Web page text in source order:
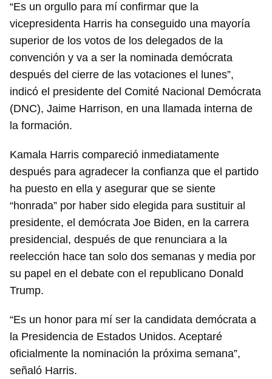
“Es un orgullo para mí confirmar que la
vicepresidenta Harris ha conseguido una mayoría
superior de los votos de los delegados de la
convención y va a ser la nominada demócrata
después del cierre de las votaciones el lunes”,
indicó el presidente del Comité Nacional Demócrata
(DNC), Jaime Harrison, en una llamada interna de
la formación.
Kamala Harris compareció inmediatamente
después para agradecer la confianza que el partido
ha puesto en ella y asegurar que se siente
“honrada” por haber sido elegida para sustituir al
presidente, el demócrata Joe Biden, en la carrera
presidencial, después de que renunciara a la
reelección hace tan solo dos semanas y media por
su papel en el debate con el republicano Donald
Trump.
“Es un honor para mí ser la candidata demócrata a
la Presidencia de Estados Unidos. Aceptaré
oficialmente la nominación la próxima semana”,
señaló Harris.